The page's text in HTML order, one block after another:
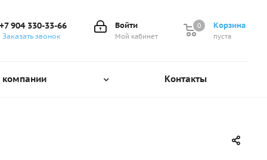
Корзина
0
пуста
0
Войти
Мой кабинет
+7 904 330-33-66
Заказать звонок
Контакты